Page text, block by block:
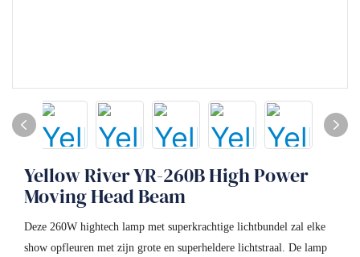
Yellow River YR-260B High Power
Moving Head Beam
Deze 260W hightech lamp met superkrachtige lichtbundel zal elke
show opfleuren met zijn grote en superheldere lichtstraal. De lamp